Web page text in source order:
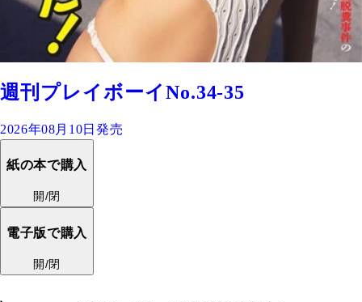
週刊プレイボーイNo.34-35
2026年08月10日発売
紙の本で購入
開/閉
電子版で購入
開/閉